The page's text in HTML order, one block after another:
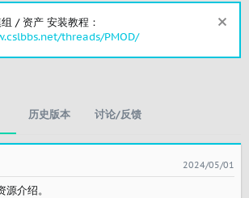
/ 资产 安装教程：
threads/PMOD/
历史版本 讨论/反馈
2024/05/01
介绍。